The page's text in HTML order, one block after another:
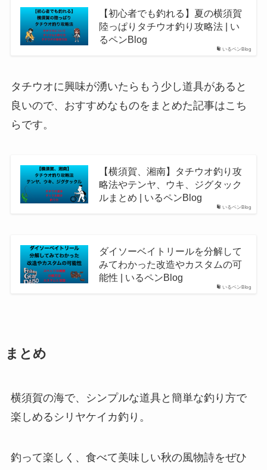
いるペンBlog
【初心者でも釣れる】夏の横須賀
陸っぱりタチウオ釣り攻略法 | い
るペンBlog
タチウオに興味が湧いたらもう少し道具があると
良いので、おすすめなものをまとめた記事はこち
らです。
いるペンBlog
【横須賀、湘南】タチウオ釣り攻
略法やテンヤ、ウキ、ジグタック
ルまとめ | いるペンBlog
いるペンBlog
ダイソーベイトリールを分解して
みてわかった改造やカスタムの可
能性 | いるペンBlog
まとめ
横須賀の海で、シンプルな道具と簡単な釣り方で
楽しめるシリヤケイカ釣り。
釣って楽しく、食べて美味しい秋の風物詩をぜひ